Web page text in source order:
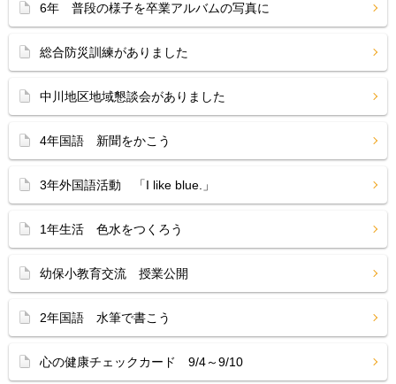
6年 普段の様子を卒業アルバムの写真に
総合防災訓練がありました
中川地区地域懇談会がありました
4年国語 新聞をかこう
3年外国語活動 「I like blue.」
1年生活 色水をつくろう
幼保小教育交流 授業公開
2年国語 水筆で書こう
心の健康チェックカード 9/4～9/10